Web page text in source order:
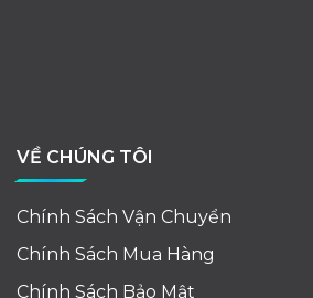
VỀ CHÚNG TÔI
Chính Sách Vận Chuyển
Chính Sách Mua Hàng
Chính Sách Bảo Mật